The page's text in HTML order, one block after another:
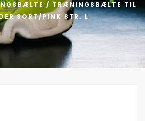
/ TRÆNINGSBÆLTE TIL
SORT/PINK STR. L